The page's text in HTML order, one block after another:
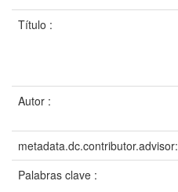
Título :
Autor :
metadata.dc.contributor.advisor:
Palabras clave :